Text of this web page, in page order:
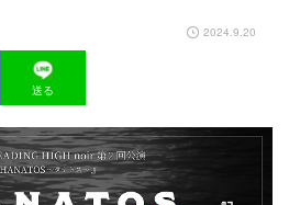
2024.9.20
送る